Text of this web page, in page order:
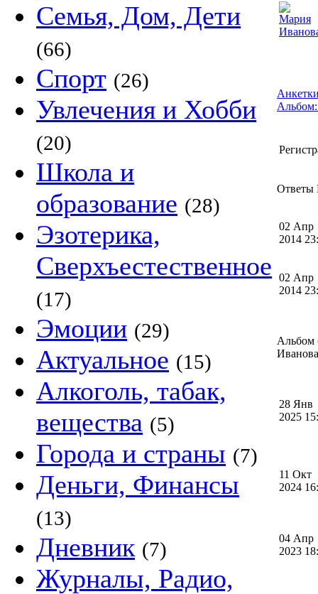
Семья, Дом, Дети
(66)
Спорт (26)
Увлечения и Хобби
(20)
Школа и
образование (28)
Эзотерика,
Сверхъестественное
(17)
Эмоции (29)
Актуальное (15)
Алкоголь, табак,
вещества (5)
Города и страны (7)
Деньги, Финансы
(13)
Дневник (7)
Журналы, Радио,
Ответы
02 Апр
2014
02 Апр
2014
Альбом
28 Янв
2025
11 Окт
2024
04 Апр
2023